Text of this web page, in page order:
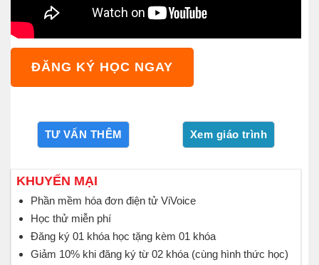
ĐĂNG KÝ HỌC NGAY
KHUYẾN MẠI
Phần mềm hóa đơn điện tử ViVoice
Học thử miễn phí
Đăng ký 01 khóa học tặng kèm 01 khóa
Giảm 10% khi đăng ký từ 02 khóa (cùng hình thức học)